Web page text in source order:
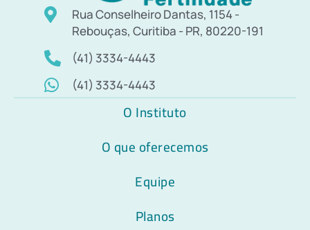
Rua Conselheiro Dantas, 1154 -
Rebouças, Curitiba - PR, 80220-191
(41) 3334-4443
(41) 3334-4443
O Instituto
O que oferecemos
Equipe
Planos